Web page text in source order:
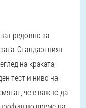
редовно за
Стандартният
на краката,
тест и ниво на
че е важно да